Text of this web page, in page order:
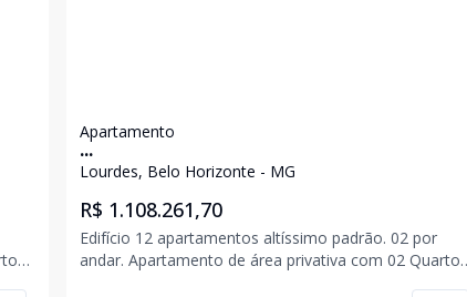
Apartamento
...
Lourdes, Belo Horizonte - MG
R$ 1.108.261,70
Edifício 12 apartamentos altíssimo padrão. 02 por
andar. Apartamento de área privativa com 02 Quartos,